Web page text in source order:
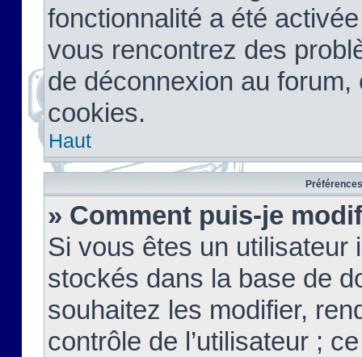
fonctionnalité a été
vous rencontrez des
de déconnexion au
cookies.
Haut
» Comment puis-je
Si vous êtes un
stockés dans la base de
souhaitez les modifier,
contrôle de l’utilisateur ;